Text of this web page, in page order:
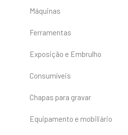
Máquinas
Ferramentas
Exposição e Embrulho
Consumíveis
Chapas para gravar
Equipamento e mobiliário